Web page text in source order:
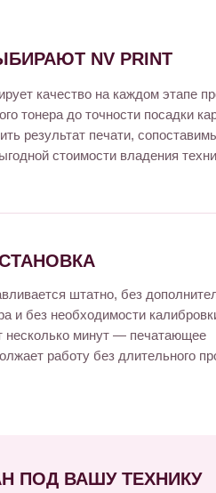
NV PRINT
качество на каждом этапе
тонера до точности посадки
результат печати,
стоимости владения
штатно, без
и без необходимости
несколько минут — печатающее
работу без длительного
ПОД ВАШУ ТЕХНИКУ